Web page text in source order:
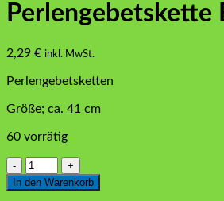
Perlengebetskette
2,29 € inkl. MwSt.
Perlengebetsketten
Größe; ca. 41 cm
60 vorrätig
Perlengebetskette
Blau
Menge
In den Warenkorb